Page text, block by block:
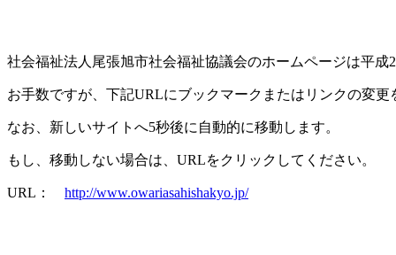
社会福祉法人尾張旭市社会福祉協議会のホームページは平成
お手数ですが、下記URLにブックマークまたはリンクの変更
なお、新しいサイトへ5秒後に自動的に移動します。
もし、移動しない場合は、URLをクリックしてください。
URL： http://www.owariasahishakyo.jp/